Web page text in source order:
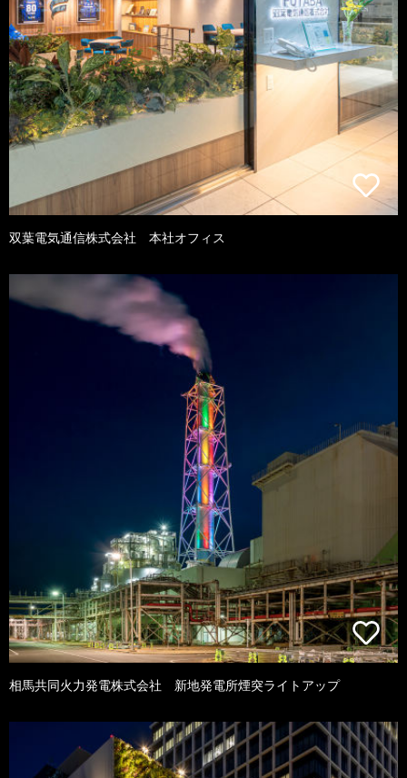
双葉電気通信株式会社 本社オフィス
相馬共同火力発電株式会社 新地発電所煙突ライトアップ